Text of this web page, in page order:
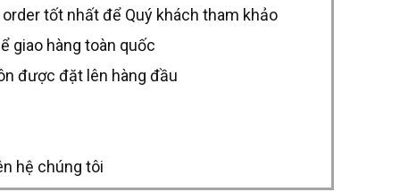
tốt nhất để Quý khách tham khảo
giao hàng toàn quốc
được đặt lên hàng đầu
hệ chúng tôi